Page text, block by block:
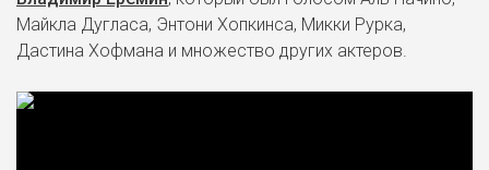
Майкла Дугласа, Энтони Хопкинса, Микки Рурка,
Дастина Хофмана и множество других актеров.